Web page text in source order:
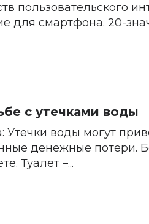
пользовательского
для смартфона. 20-
с утечками воды
Утечки воды могут
денежные потери.
Туалет –...